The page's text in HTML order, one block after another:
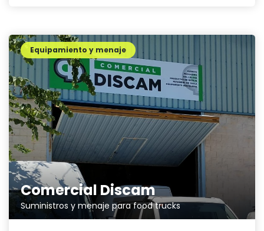
Comercial Discam
Suministros y menaje para food trucks
Equipamiento y menaje